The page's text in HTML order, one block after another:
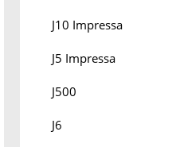
J10 Impressa
J5 Impressa
J500
J6